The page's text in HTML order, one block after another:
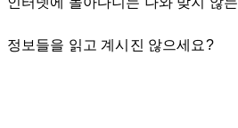
정보들을 읽고 계시진 않으세요?